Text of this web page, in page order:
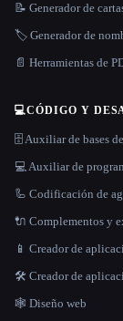
📝 Generador de
🏷️ Generador de
📄 Herramientas de
💻CÓDIGO Y
🗄️ Auxiliar de bases
💻 Auxiliar de
🦾 Codificación de
🔌 Complementos y
📱 Creador de
🛠️ Creador de
🕸 Diseño web